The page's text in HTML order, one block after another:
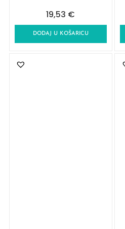
19,53 €
DODAJ U KOŠARICU